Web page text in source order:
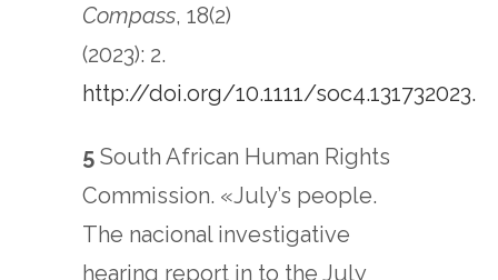
Compass, 18(2)
(2023): 2.
http://doi.org/10.1111/soc4.131732023.
5 South African Human Rights
Commission. «July’s people.
The nacional investigative
hearing report in to the July